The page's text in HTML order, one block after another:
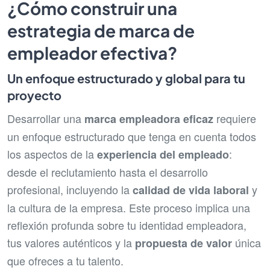
¿Cómo construir una
estrategia de marca de
empleador efectiva?
Un enfoque estructurado y global para tu
proyecto
Desarrollar una marca empleadora eficaz requiere
un enfoque estructurado que tenga en cuenta todos
los aspectos de laexperiencia del empleado:
desde el reclutamiento hasta el desarrollo
profesional, incluyendo lacalidad de vida laboral y
la cultura de la empresa. Este proceso implica una
reflexión profunda sobre tu identidad empleadora,
tus valores auténticos y la propuesta de valor única
que ofreces a tu talento.